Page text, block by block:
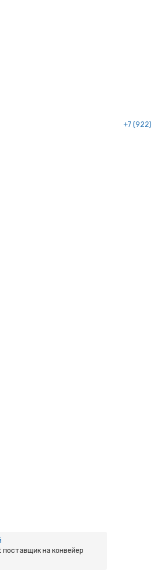
+7 (922)
поставщик на конвейер